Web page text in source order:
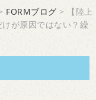
FORMブログ > 【陸上
が原因ではない？繰